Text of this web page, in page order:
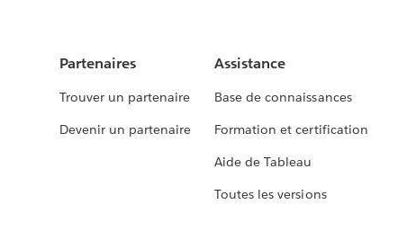
Partenaires
Trouver un partenaire
Devenir un partenaire
Assistance
Base de connaissances
Formation et certification
Aide de Tableau
Toutes les versions